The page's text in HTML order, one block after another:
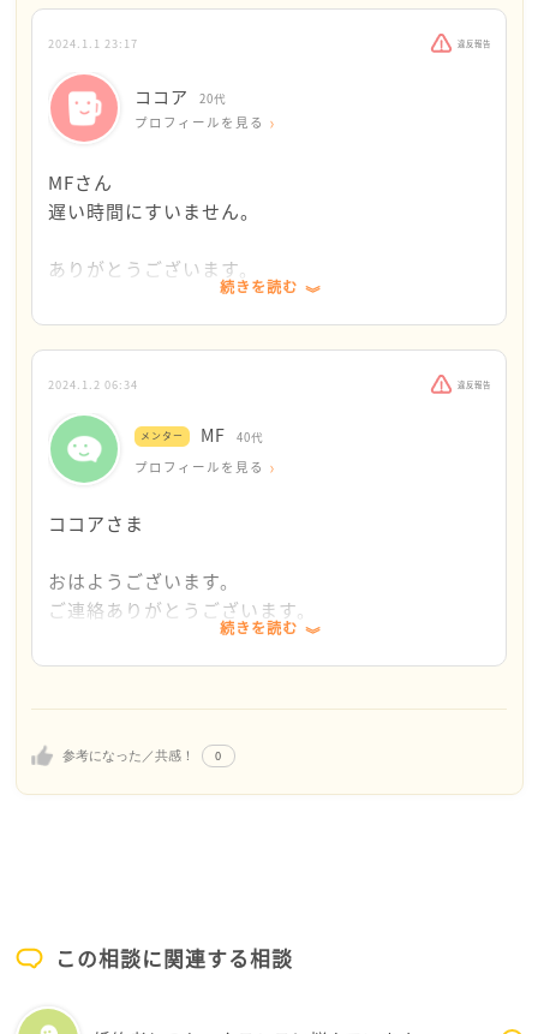
参考になった／共感！ 0
自分のことのようにうれしいです。
うれしい報告ありがとうございます。
私は、気を悪くしたりしていませんので、
どんな言葉で、ココアさんがすこしでも楽になれる
なかなか言葉がみつからなくて、
それでもひとつお伝えしたいのは、
ということ。
それから、文字だけのやりとりですが
私はココアさんの味方ですということ。
私はなにかの専門家でもなくて、
率直にそう思ったのでお伝えしておきますね。
2024.1.1 23:17 違反報告
ココア 20代
プロフィールを見る
MFさん
遅い時間にすいません。
ありがとうございます。
すいません。また違う悩みが出てきてしまったので
別途、コメントをたてます。
もし差し支えなければ、アドバイスくださると嬉し
いです。
続きを読む
2024.1.2 06:34 違反報告
メンター MF 40代
プロフィールを見る
ココアさま
おはようございます。
ご連絡ありがとうございます。
承知いたしました。
※追記
続きを読む
この相談に関連する相談